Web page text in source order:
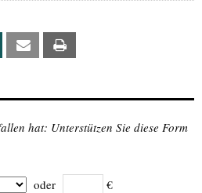
Xing Email
hat: Unterstützen Sie diese Form
oder
€